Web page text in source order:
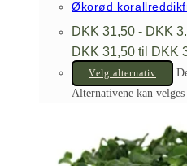
Økorød
DKK 31,50 - DKK
DKK 31,50 til DKK
Velg alternativ
Alternativene kan